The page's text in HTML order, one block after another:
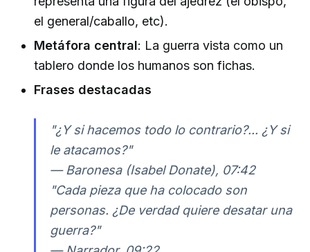
el general/caballo, etc).
Metáfora central: La guerra vista como un
tablero donde los humanos son fichas.
Frases destacadas
"¿Y si hacemos todo lo contrario?... ¿Y si
le atacamos?"
— Baronesa (Isabel Donate), 07:42
"Cada pieza que ha colocado son
personas. ¿De verdad quiere desatar una
guerra?"